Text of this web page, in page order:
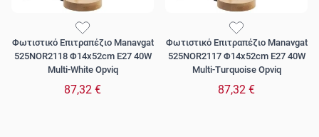
Φωτιστικό Επιτραπέζιο Manavgat
525NOR2118 Φ14x52cm E27 40W
Multi-White Opviq
87,32 €
Φωτιστικό Επιτραπέζιο Manavgat
525NOR2117 Φ14x52cm E27 40W
Multi-Turquoise Opviq
87,32 €